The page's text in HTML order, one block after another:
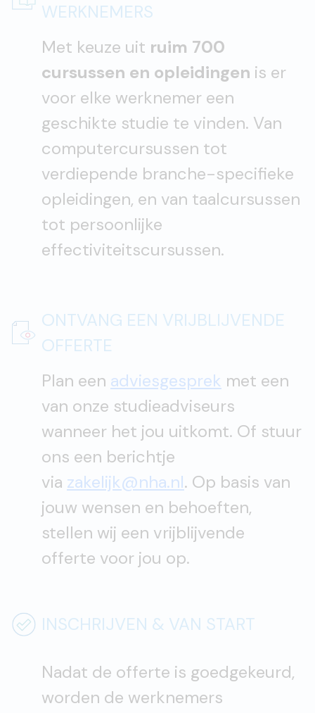
WERKNEMERS
Met keuze uit ruim 700
cursussen en opleidingen is er
voor elke werknemer een
geschikte studie te vinden. Van
computercursussen tot
verdiepende branche-specifieke
opleidingen, en van taalcursussen
tot persoonlijke
effectiviteitscursussen.
ONTVANG EEN VRIJBLIJVENDE
OFFERTE
Plan een adviesgesprek met een
van onze studieadviseurs
wanneer het jou uitkomt. Of stuur
ons een berichtje
via zakelijk@nha.nl. Op basis van
jouw wensen en behoeften,
stellen wij een vrijblijvende
offerte voor jou op.
INSCHRIJVEN & VAN START
Nadat de offerte is goedgekeurd,
worden de werknemers